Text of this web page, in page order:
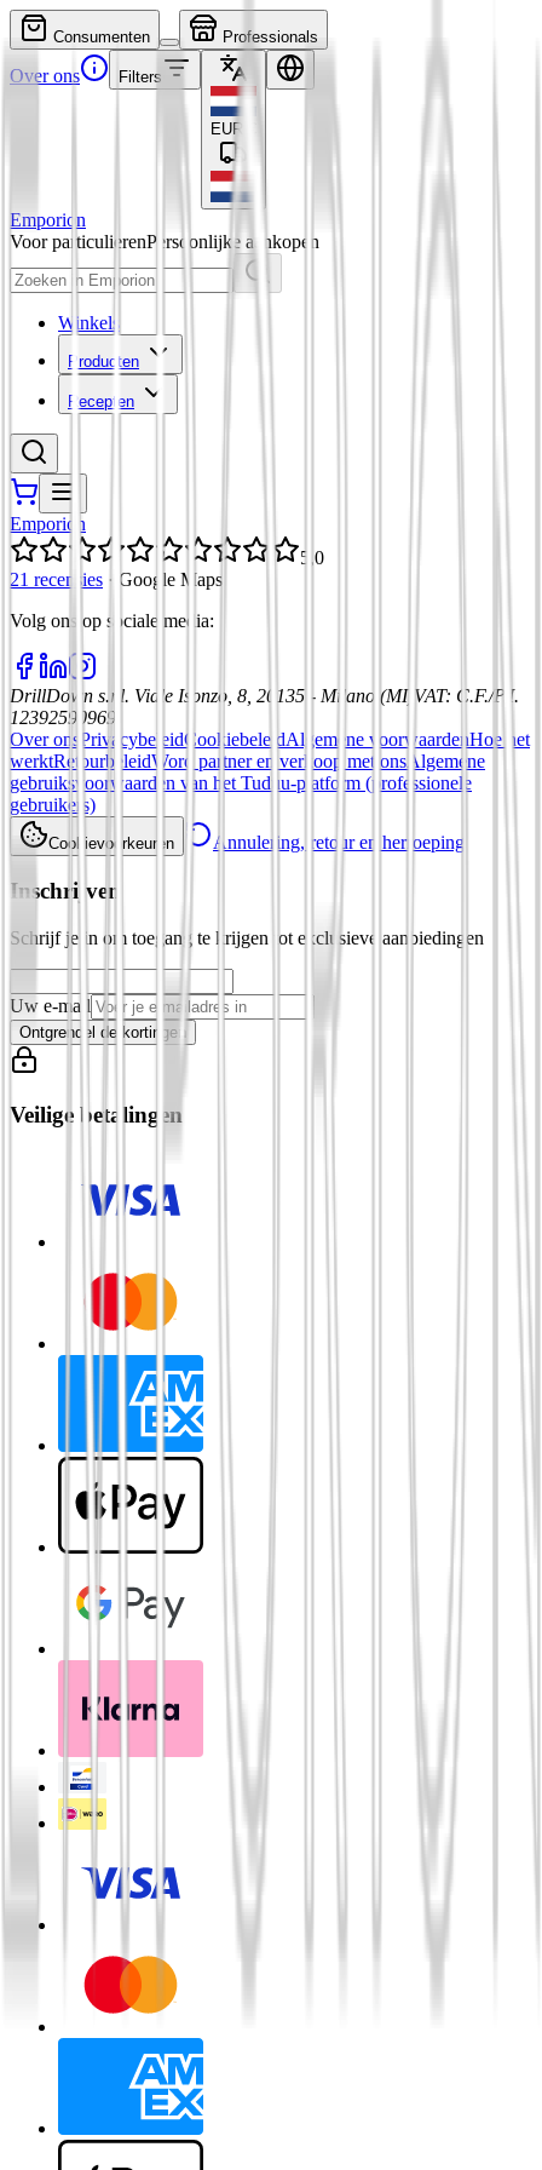
Consumenten Professionals
Over ons Filters
EUR
Emporion
Voor particulierenPersoonlijke aankopen
Winkels
Producten
Recepten
Emporion
5,0
21 recensies · Google Maps
Volg ons op sociale media:
DrillDown s.r.l. Viale Isonzo, 8, 20135 - Milano (MI) VAT: C.F./P.I.
12392590969
Over ons PrivacybeleidCookiebeleidAlgemene voorwaardenHoe het
werktRetourbeleidWord partner en verkoop met ons Algemene
gebruiksvoorwaarden van het Tuduu-platform (professionele
gebruikers)
Cookievoorkeuren Annulering, retour en herroeping
Inschrijven
Schrijf je in om toegang te krijgen tot exclusieve aanbiedingen
Uw e-mail
Ontgrendel de kortingen
Veilige betalingen